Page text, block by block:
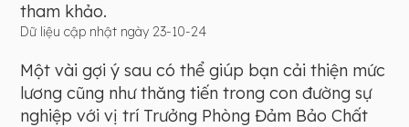
tham khảo.
Dữ liệu cập nhật ngày 23-10-24
Một vài gợi ý sau có thể giúp bạn cải thiện mức
lương cũng như thăng tiến trong con đường sự
nghiệp với vị trí Trưởng Phòng Đảm Bảo Chất